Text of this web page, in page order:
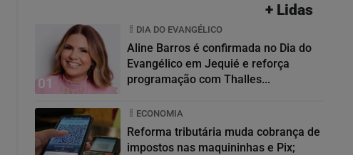
+ Lidas
01
DIA DO EVANGÉLICO
Aline Barros é confirmada no Dia do
Evangélico em Jequié e reforça
programação com Thalles...
ECONOMIA
Reforma tributária muda cobrança de
impostos nas maquininhas e Pix;